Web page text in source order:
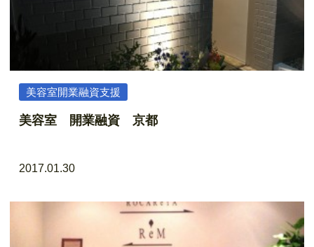
美容室開業融資支援
美容室 開業融資 京都
2017.01.30